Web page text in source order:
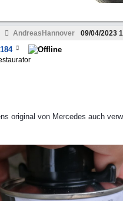
AndreasHannover 09/04/2023
original von Mercedes auch